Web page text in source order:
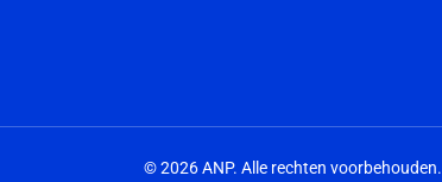
© 2026 ANP. Alle rechten voorbehouden.